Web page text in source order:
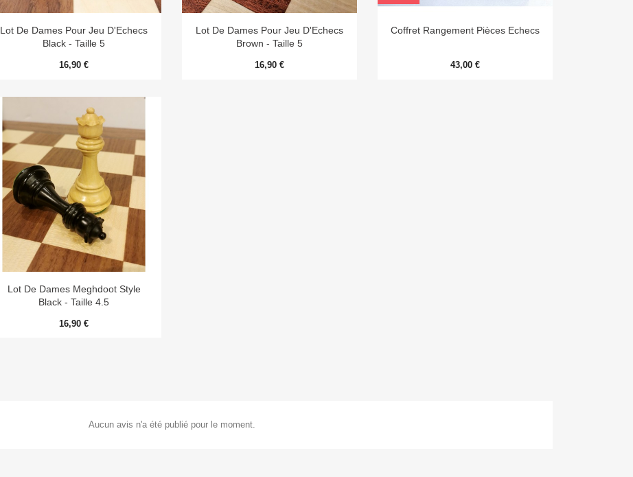
Aperçu rapide
Lot De Dames Pour Jeu D'Echecs
Black - Taille 5
16,90 €
Aperçu rapide
Lot De Dames Pour Jeu D'Echecs
Brown - Taille 5
16,90 €
Aperçu rapide
Coffret Rangement Pièces Echecs
43,00 €
Aperçu rapide
Lot De Dames Meghdoot Style
Black - Taille 4.5
16,90 €
Aucun avis n'a été publié pour le moment.